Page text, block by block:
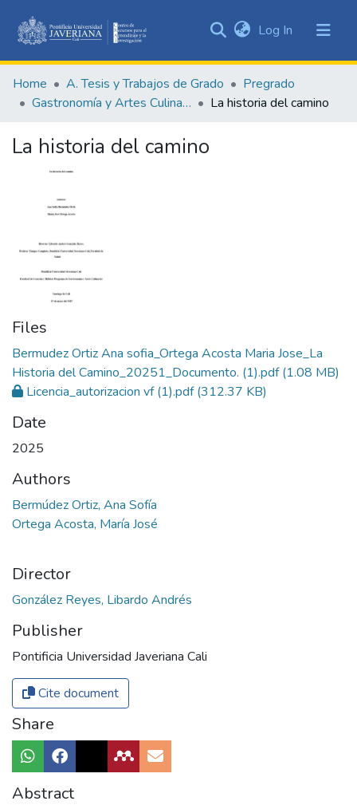
&
Collections
Statistics
Log In (current)
Home A. Tesis y Trabajos de Grado
Pregrado
Gastronomía y Artes Culinarias
La historia del camino
La historia del camino
Files
Bermudez Ortiz Ana sofia_Ortega Acosta Maria Jose_La
Historia del Camino_20251_Documento. (1).pdf(1.08 MB)
Licencia_autorizacion vf (1).pdf(312.37 KB)
Date
2025
Authors
Bermúdez Ortiz, Ana Sofía
Ortega Acosta, María José
Director
González Reyes, Libardo Andrés
Publisher
Pontificia Universidad Javeriana Cali
Cite document
Share
Abstract